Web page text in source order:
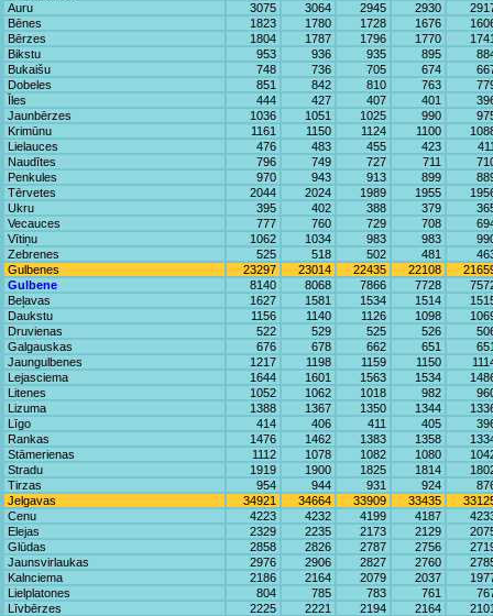
Auru
3075 3064 2945 2930
Bēnes
1823 1780 1728 1676
Bērzes
1804 1787 1796 1770
Bikstu
953 936 935 895
Bukaišu
748 736 705 674
Dobeles
851 842 810 763
Īles
444 427 407 401
Jaunbērzes
1036 1051 1025 990
Krimūnu
1161 1150 1124 1100
Lielauces
476 483 455 423
Naudītes
796 749 727 711
Penkules
970 943 913 899
Tērvetes
2044 2024 1989 1955
Ukru
395 402 388 379
Vecauces
777 760 729 708
Vītiņu
1062 1034 983 983
Zebrenes
525 518 502 481
Gulbenes
23297 23014 22435 22108
Gulbene
8140 8068 7866 7728
Beļavas
1627 1581 1534 1514
Daukstu
1156 1140 1126 1098
Druvienas
522 529 525 526
Galgauskas
676 678 662 651
Jaungulbenes
1217 1198 1159 1150
Lejasciema
1644 1601 1563 1534
Litenes
1052 1062 1018 982
Lizuma
1388 1367 1350 1344
Līgo
414 406 411 405
Rankas
1476 1462 1383 1358
Stāmerienas
1112 1078 1082 1080
Stradu
1919 1900 1825 1814
Tirzas
954 944 931 924
Jelgavas
34921 34664 33909 33435
Cenu
4223 4232 4199 4187
Elejas
2329 2235 2173 2129
Glūdas
2858 2826 2787 2756
Jaunsvirlaukas
2976 2906 2827 2760
Kalnciema
2186 2164 2079 2037
Lielplatones
804 785 783 761
Līvbērzes
2225 2221 2194 2164